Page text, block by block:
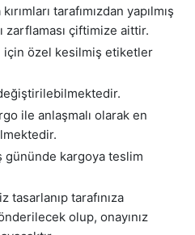
tarafımızdan yapılmış
zarflaması çiftimize aittir.
için özel kesilmiş etiketler
ile anlaşmalı olarak en
kargoya teslim
tarafınıza
olup, onayınız